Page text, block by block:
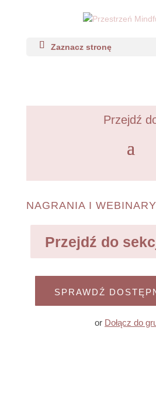
Zaznacz stronę
Przejdź
NAGRANIA I WEBINARY
Przejdź do
SPRAWDŹ
or Dołącz do